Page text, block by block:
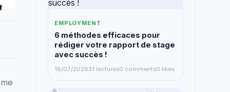
EMPLOYMENT
6 méthodes efficaces pour
rédiger votre rapport de stage
avec succès !
18/07/202631 lectures0 comments0 likes